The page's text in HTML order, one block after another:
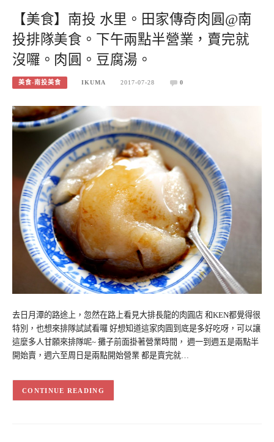
【美食】南投 水里。田家傳奇肉圓@南
投排隊美食。下午兩點半營業，賣完就
沒囉。肉圓。豆腐湯。
美食-南投美食 IKUMA 2017-07-28 0
去日月潭的路途上，忽然在路上看見大排長龍的肉圓店 和KEN都覺得很
特別，也想來排隊試試看囉 好想知道這家肉圓到底是多好吃呀，可以讓
這麼多人甘願來排隊呢~ 攤子前面掛著營業時間， 週一到週五是兩點半
開始賣，週六至周日是兩點開始營業 都是賣完就…
CONTINUE READING